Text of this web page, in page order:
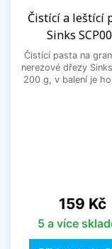
Čistící a leštící
Sinks
Čistící pasta na
nerezové dřezy
200 g, v balení je
Cena
159 Kč
5 a více